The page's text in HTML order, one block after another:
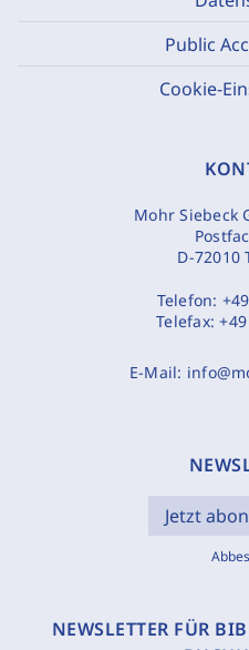
Public
Cookie-
Mohr Siebeck
D-72010
Telefon:
Telefax:
E-Mail:
Jetzt
NEWSLETTER FÜR